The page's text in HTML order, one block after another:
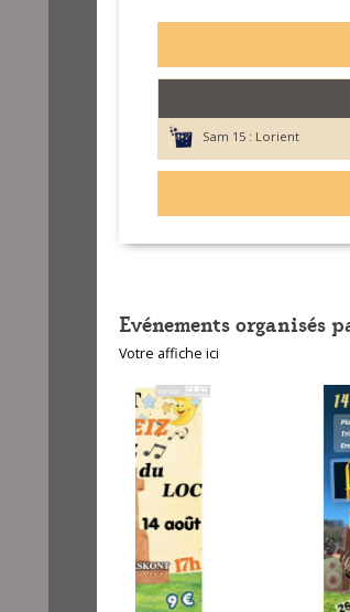
Sam 15 : Lorient
Evénements organisés
Votre affiche ici